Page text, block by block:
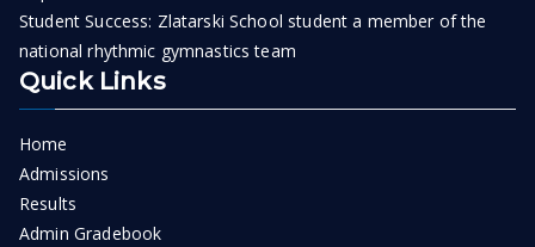
Student Success: Zlatarski School student a member of the
national rhythmic gymnastics team
Quick Links
Home
Admissions
Results
Admin Gradebook